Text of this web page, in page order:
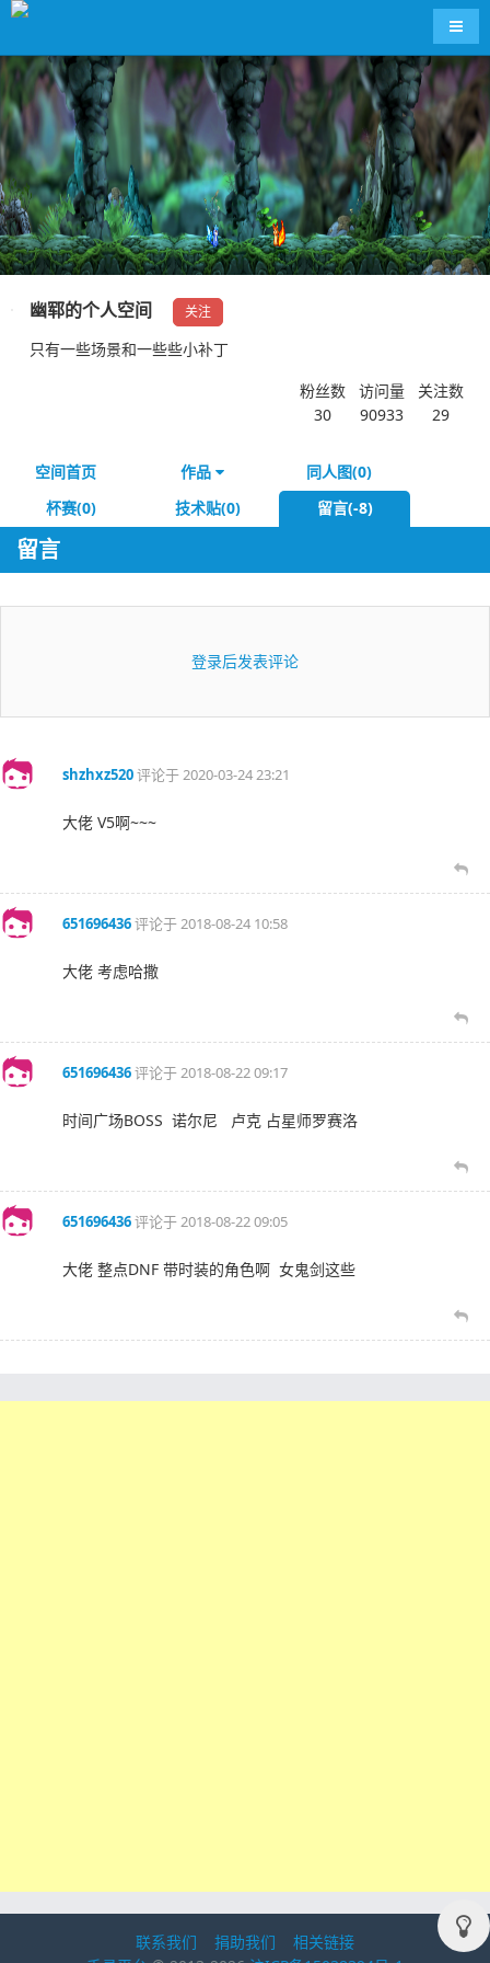
导航
幽郓的个人空间 关注
只有一些场景和一些些小补丁
粉丝数
30
访问量
90933
关注数
29
空间首页 作品
同人图(0)
杯赛(0)
技术贴(0) 留言(-8)
留言
登录后发表评论
shzhxz520评论于2020-03-24 23:21
大佬 V5啊~~~
651696436评论于2018-08-24 10:58
大佬 考虑哈撒
651696436评论于2018-08-22 09:17
时间广场BOSS 诺尔尼 卢克 占星师罗赛洛
651696436评论于2018-08-22 09:05
大佬 整点DNF 带时装的角色啊 女鬼剑这些
联系我们 捐助我们
相关链接